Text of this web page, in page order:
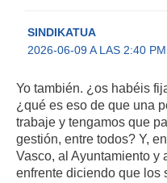
SINDIKATUA
2026-06-09 A LAS 2:40 PM
Yo también. ¿os habéis
¿qué es eso de que una
trabaje y tengamos que
gestión, entre todos? Y,
Vasco, al Ayuntamiento y
enfrente diciendo que los